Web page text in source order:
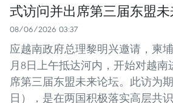
式访问并出席第三届东盟
08/06/2026 03:37
应越南政府总理黎明兴邀请，柬
月8日上午抵达河内，开始对越南
席第三届东盟未来论坛。此访为
日），是在两国积极落实高层共